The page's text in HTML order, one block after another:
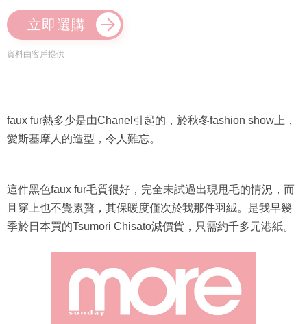
立即選購
資料由客戶提供
faux fur熱多少是由Chanel引起的，於秋冬fashion show上，
愛斯基摩人的造型，令人難忘。
這件黑色faux fur毛質很好，完全未試過出現甩毛的情況，而
且穿上也不覺累贅，其保暖度僅次於我那件羽絨。是我早幾
季於日本買的Tsumori Chisato減價貨，只需約千多元港紙。